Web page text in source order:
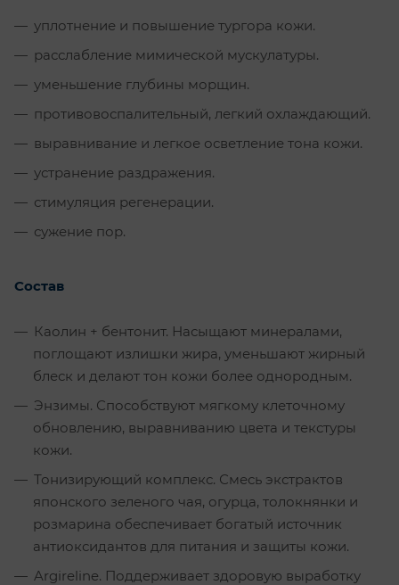
уплотнение и повышение тургора кожи.
расслабление мимической мускулатуры.
уменьшение глубины морщин.
противовоспалительный, легкий охлаждающий.
выравнивание и легкое осветление тона кожи.
устранение раздражения.
стимуляция регенерации.
сужение пор.
Состав
Каолин + бентонит. Насыщают минералами,
поглощают излишки жира, уменьшают жирный
блеск и делают тон кожи более однородным.
Энзимы. Способствуют мягкому клеточному
обновлению, выравниванию цвета и текстуры
кожи.
Тонизирующий комплекс. Смесь экстрактов
японского зеленого чая, огурца, толокнянки и
розмарина обеспечивает богатый источник
антиоксидантов для питания и защиты кожи.
Argireline. Поддерживает здоровую выработку